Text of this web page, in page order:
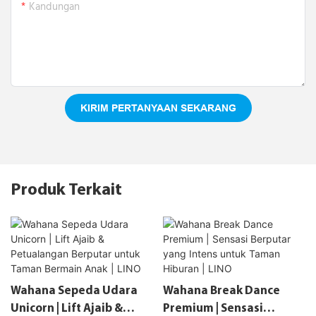
Kandungan
KIRIM PERTANYAAN SEKARANG
Produk Terkait
Wahana Sepeda Udara
Unicorn | Lift Ajaib &
Wahana Break Dance
Premium | Sensasi